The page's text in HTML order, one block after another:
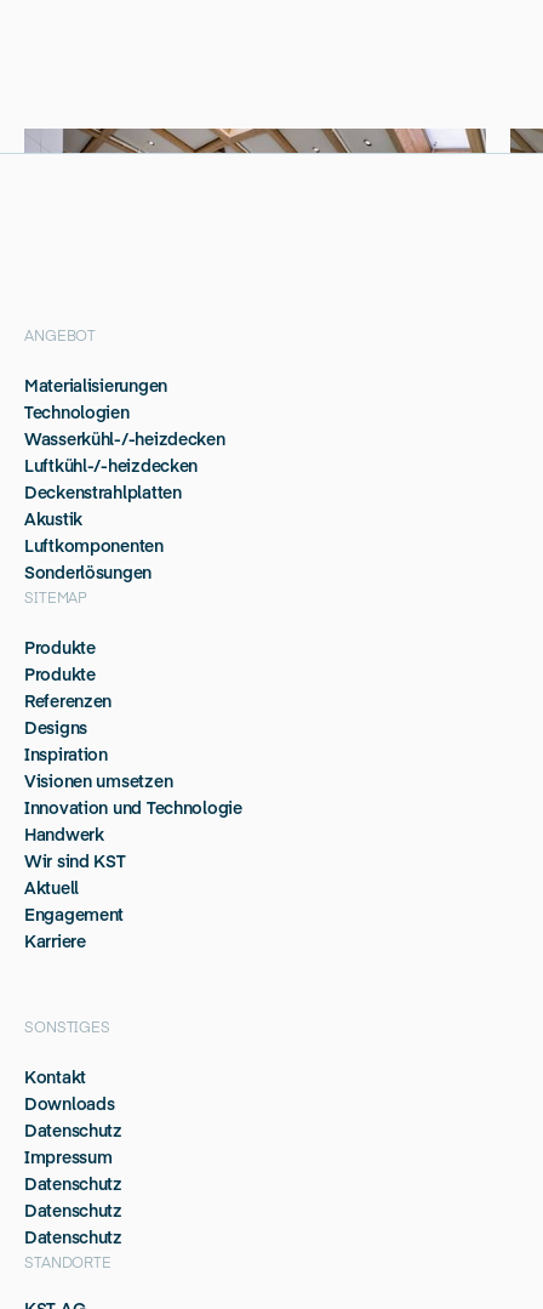
ANGEBOT
Materialisierungen
Technologien
Wasserkühl-/-heizdecken
Luftkühl-/-heizdecken
Deckenstrahlplatten
Akustik
Luftkomponenten
Sonderlösungen
SITEMAP
Produkte
Produkte
Referenzen
Designs
Inspiration
Visionen umsetzen
Innovation und Technologie
Handwerk
Wir sind KST
Aktuell
Engagement
Karriere
STANDORTE
SONSTIGES
Kontakt
Downloads
Datenschutz
Impressum
Datenschutz
Datenschutz
Datenschutz